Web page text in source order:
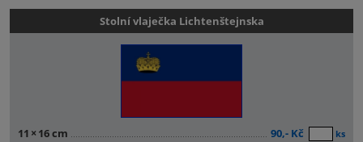
Stolní vlaječka Lichtenštejnska
11 × 16 cm 90,- Kč ks